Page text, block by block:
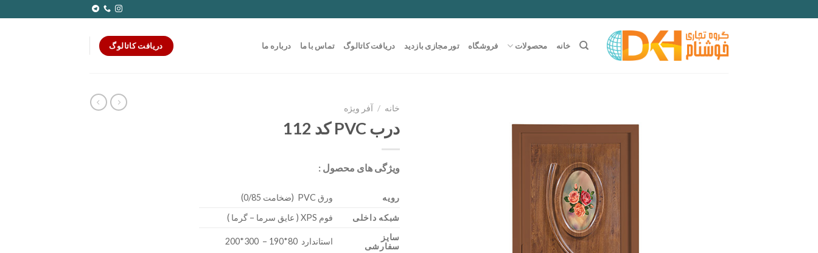
to
خانه محصولات فروشگاه تور مجازی بازدید دریافت کاتالوگ تماس با ما درباره ما دریافت کاتالوگ
خانه / آفر ویژه
درب PVC کد 112
ویژگی های محصول :
رویه
ورق PVC (ضخامت 0/85)
شبکه داخلی
فوم XPS ( عایق سرما – گرما )
سایز
سفارشی
استاندارد 80*190 – 300*200